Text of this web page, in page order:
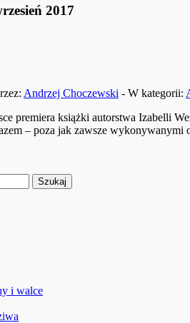
2017
Andrzej Choczewski - W kategorii:
premiera książki autorstwa Izabelli
– poza jak zawsze
i walce